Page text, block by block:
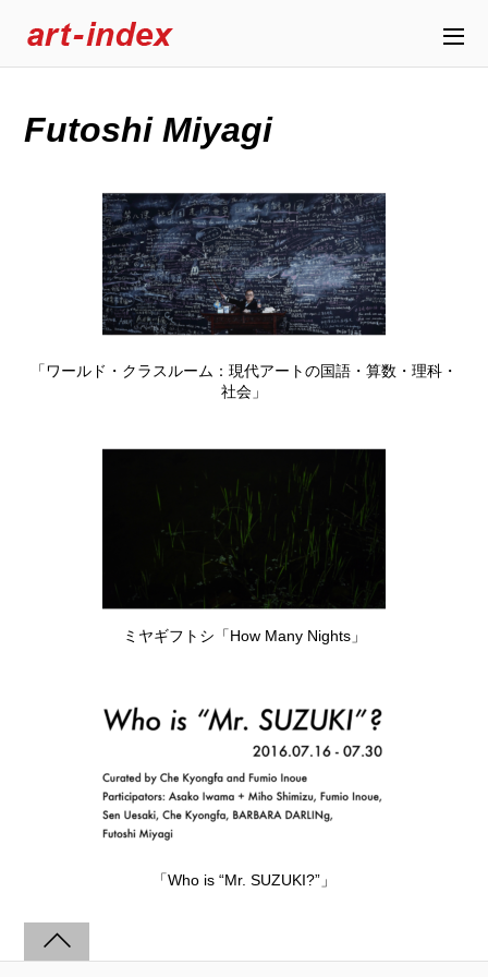
Futoshi Miyagi
「ワールド・クラスルーム：現代アートの国語・算数・理科・
社会」
ミヤギフトシ「How Many Nights」
「Who is “Mr. SUZUKI?”」